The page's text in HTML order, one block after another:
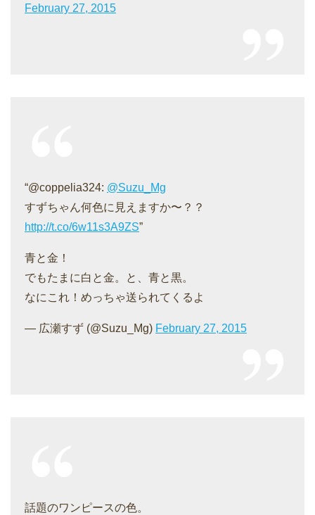
February 27, 2015
“@coppelia324: @Suzu_Mg
すずちゃん何色に見えますか〜？？
http://t.co/6w11s3A9ZS”
青と金！
でもたまに白と金。と、青と黒。
なにこれ！めっちゃ送られてくるよ
— 広瀬すず (@Suzu_Mg) February 27, 2015
話題のワンピースの色。